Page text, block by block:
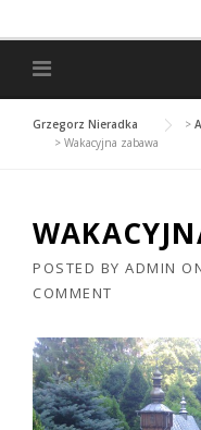
Grzegorz Nieradka >
> Wakacyjna zabawa
POSTED BY ADMIN
COMMENT